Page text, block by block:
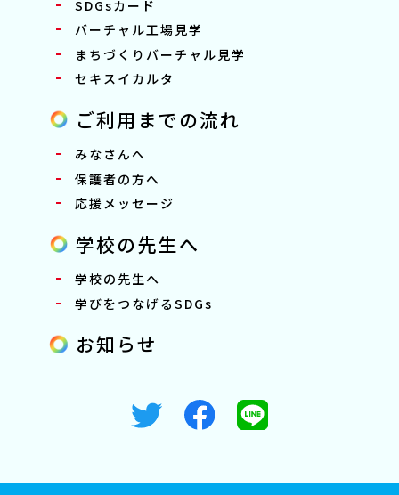
SDGsカード
バーチャル工場見学
まちづくりバーチャル見学
セキスイカルタ
ご利用までの流れ
みなさんへ
保護者の方へ
応援メッセージ
学校の先生へ
学校の先生へ
学びをつなげるSDGs
お知らせ